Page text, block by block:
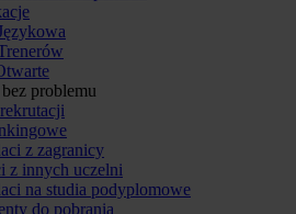
problemu
z zagranicy
z innych uczelni
na studia podyplomowe
do pobrania